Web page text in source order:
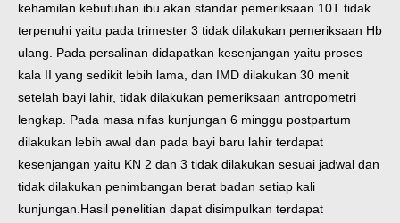
kehamilan kebutuhan ibu akan standar pemeriksaan 10T tidak
terpenuhi yaitu pada trimester 3 tidak dilakukan pemeriksaan Hb
ulang. Pada persalinan didapatkan kesenjangan yaitu proses
kala II yang sedikit lebih lama, dan IMD dilakukan 30 menit
setelah bayi lahir, tidak dilakukan pemeriksaan antropometri
lengkap. Pada masa nifas kunjungan 6 minggu postpartum
dilakukan lebih awal dan pada bayi baru lahir terdapat
kesenjangan yaitu KN 2 dan 3 tidak dilakukan sesuai jadwal dan
tidak dilakukan penimbangan berat badan setiap kali
kunjungan. Hasil penelitian dapat disimpulkan terdapat